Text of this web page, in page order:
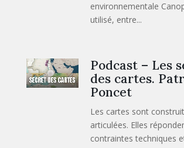
environnementale
utilisé, entre...
Podcast – Les
des cartes.
Poncet
Les cartes sont
articulées. Elles
contraintes techniques